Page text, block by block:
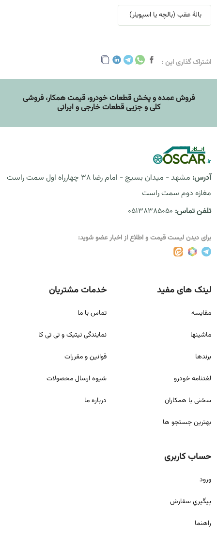
بالهٔ عقب (بالچه یا اسپویلر)
اشتراک گذاری این :
فروش عمده و پخش قطعات خودرو، قيمت همکار، فروشی
کلی و جزیی قطعات خارجی و ایرانی
آدرس:
مشهد - میدان بسیج - امام رضا 38 چهارراه اول سمت راست
مغازه دوم سمت راست
تلفن تماس: 05138385050
برای دیدن لیست قیمت و اطلاع از اخبار عضو شوید:
لینک های مفید
مقايسه
ماشینها
برندها
لغتنامه خودرو
سخنی با همکاران
بهترین جستجو ها
خدمات مشتریان
تماس با ما
نمایندگی تیتیک و تی تی کا
قوانين و مقررات
شيوه ارسال محصولات
درباره ما
حساب کاربری
ورود
پيگيري سفارش
راهنما